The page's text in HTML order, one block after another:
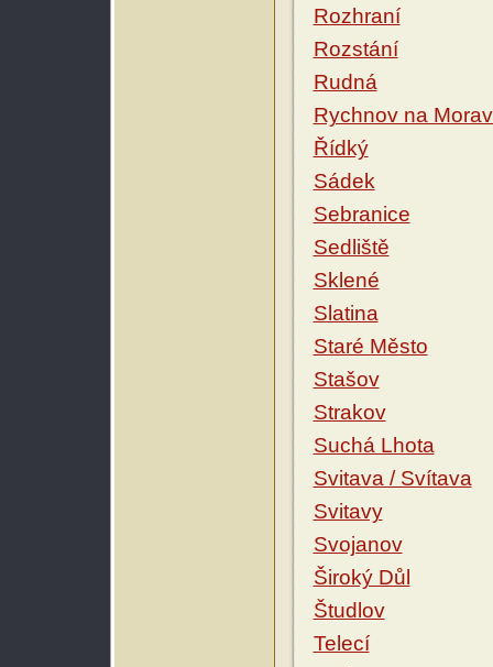
Rozhraní
Rozstání
Rudná
Rychnov na
Řídký
Sádek
Sebranice
Sedliště
Sklené
Slatina
Staré Město
Stašov
Strakov
Suchá Lhota
Svitava / Svítava
Svitavy
Svojanov
Široký Důl
Študlov
Telecí